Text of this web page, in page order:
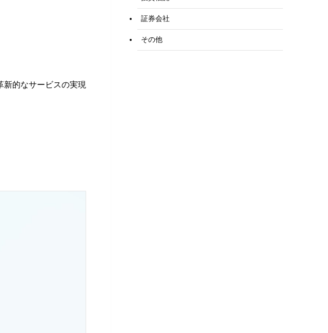
新的なサービスの実現
証券会社
その他